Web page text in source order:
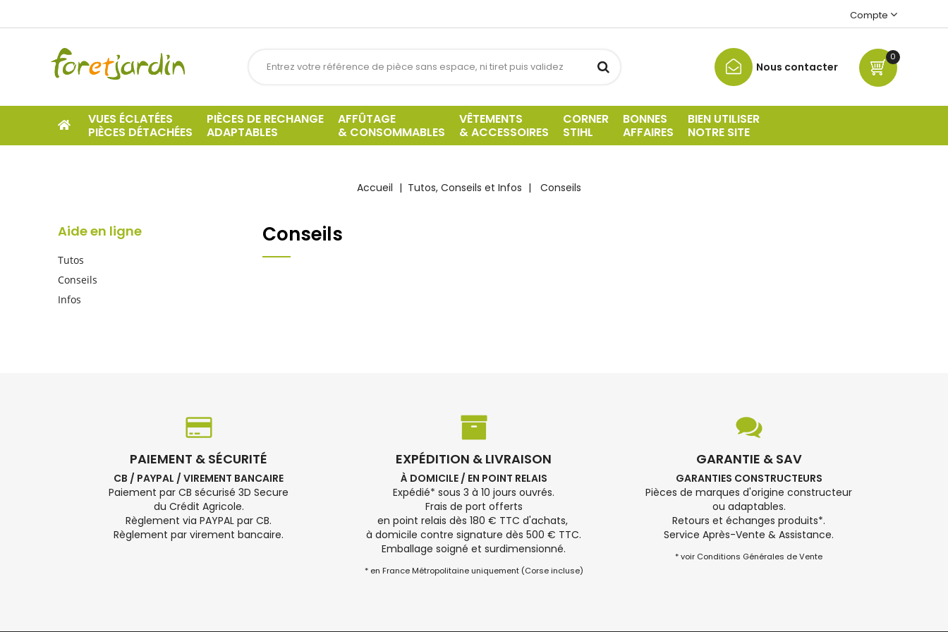
Compte
0
Nous contacter
VUES ÉCLATÉES
PIÈCES DÉTACHÉES
PIÈCES DE RECHANGE
ADAPTABLES
AFFÛTAGE
& CONSOMMABLES
VÊTEMENTS
& ACCESSOIRES
CORNER
STIHL
BONNES
AFFAIRES
BIEN UTILISER
NOTRE SITE
Accueil Tutos, Conseils et Infos Conseils
Aide en ligne
Tutos
Conseils
Infos
Conseils
PAIEMENT & SÉCURITÉ
CB / PAYPAL / VIREMENT BANCAIRE
Paiement par CB sécurisé 3D Secure
du Crédit Agricole.
Règlement via PAYPAL par CB.
Règlement par virement bancaire.
EXPÉDITION & LIVRAISON
À DOMICILE / EN POINT RELAIS
Expédié* sous 3 à 10 jours ouvrés.
Frais de port offerts
en point relais dès 180 € TTC d'achats,
à domicile contre signature dès 500 € TTC.
Emballage soigné et surdimensionné.
* en France Métropolitaine uniquement (Corse incluse)
GARANTIE & SAV
GARANTIES CONSTRUCTEURS
Pièces de marques d'origine constructeur
ou adaptables.
Retours et échanges produits*.
Service Après-Vente & Assistance.
* voir Conditions Générales de Vente